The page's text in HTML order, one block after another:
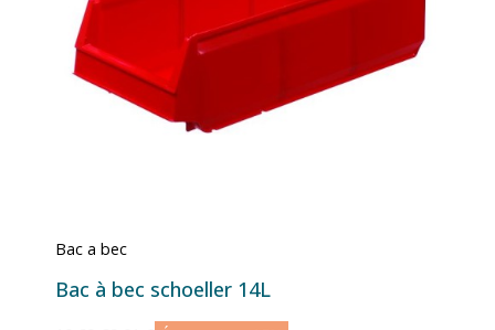
Bac a bec
Bac à bec schoeller 14L